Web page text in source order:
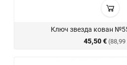
Ключ звезда кован
45,50 €